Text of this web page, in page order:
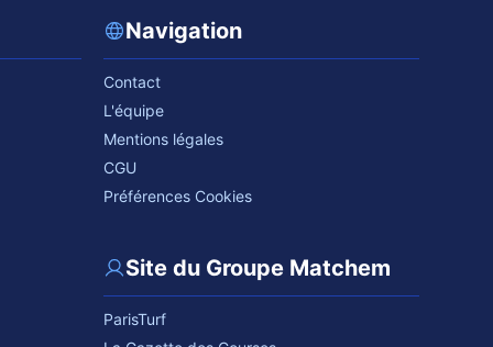
Navigation
Contact
L'équipe
Mentions légales
CGU
Préférences Cookies
Site du Groupe Matchem
ParisTurf